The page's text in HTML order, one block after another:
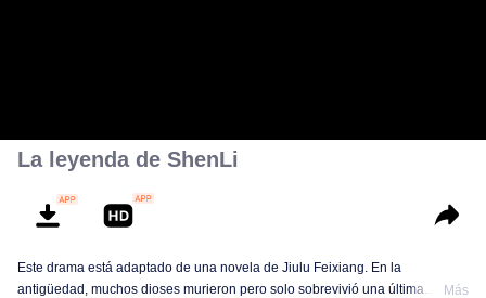
La leyenda de ShenLi
Este drama está adaptado de una novela de Jiulu Feixiang. En la
antigüedad, muchos dioses murieron pero solo sobrevivió una última
Más